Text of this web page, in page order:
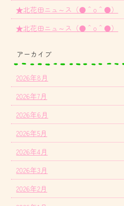
★北花田ニュ～ス（●＾o＾●）
★北花田ニュ～ス（●＾o＾●）
アーカイブ
2026年8月
2026年7月
2026年6月
2026年5月
2026年4月
2026年3月
2026年2月